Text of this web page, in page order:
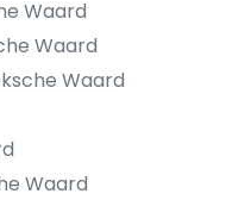
Waard
Waard
Waard
Waard